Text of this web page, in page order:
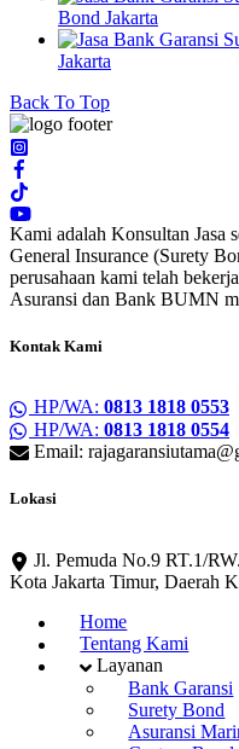
Bond Jakarta
Jakarta
Back To Top
Kami adalah Konsultan Jasa
General Insurance (Surety
perusahaan kami telah
Asuransi dan Bank BUMN
Kontak Kami
HP/WA: 0813 1818 0553
HP/WA: 0813 1818 0554
Email:
Lokasi
Jl. Pemuda No.9 RT.1/
Kota Jakarta Timur, Daerah
Home
Tentang Kami
Layanan
Bank Garansi
Surety Bond
Asuransi